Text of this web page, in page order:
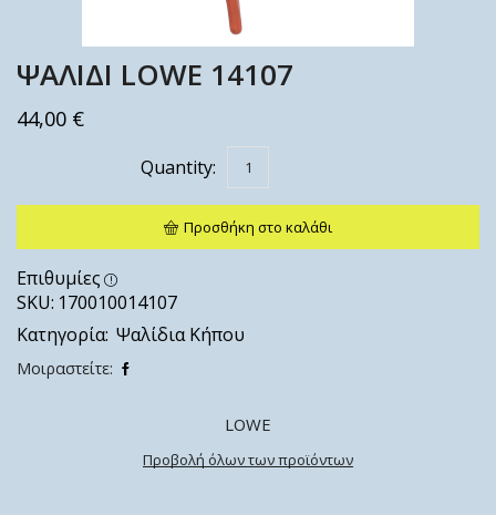
ΨΑΛΙΔΙ LOWE 14107
44,00 €
Προσθήκη στο καλάθι
Επιθυμίες
SKU: 170010014107
Κατηγορία: Ψαλίδια Κήπου
Μοιραστείτε:
LOWE
Προβολή όλων των προϊόντων